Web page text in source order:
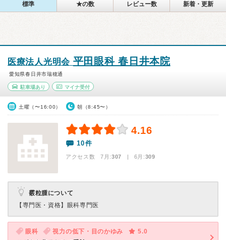
標準 ★の数 レビュー数 新着・更新
医療法人光明会 平田眼科 春日井本院
愛知県春日井市瑞穂通
駐車場あり マイナ受付
土曜（〜16:00） 朝（8:45〜）
4.16
10件
アクセス数 7月:307 | 6月:309
霰粒腫について
【専門医・資格】 眼科専門医
眼科 視力の低下・目のかゆみ
5.0